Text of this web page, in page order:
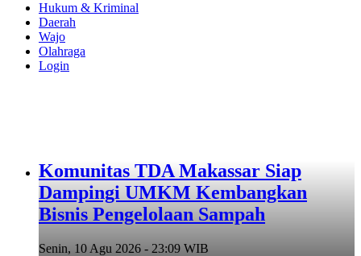
Hukum & Kriminal
Daerah
Wajo
Olahraga
Login
Komunitas TDA Makassar Siap
Dampingi UMKM Kembangkan
Bisnis Pengelolaan Sampah
Senin, 10 Agu 2026 - 23:09 WIB